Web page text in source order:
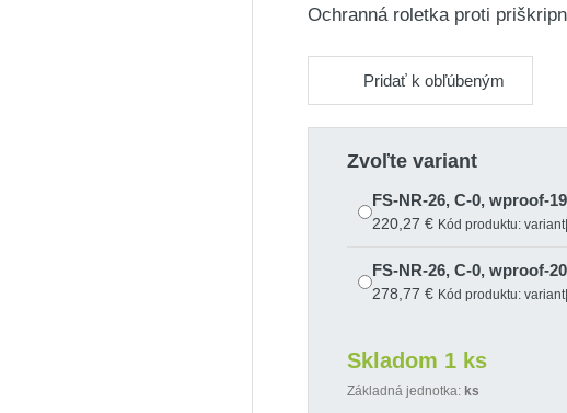
Ochranná roletka proti
Pridať k obľúbeným
Zvoľte variant
FS-NR-26, C-0, wproof-
220,27 € Kód produktu:
FS-NR-26, C-0, wproof-
278,77 € Kód produktu:
Skladom 1 ks
Základná jednotka: ks